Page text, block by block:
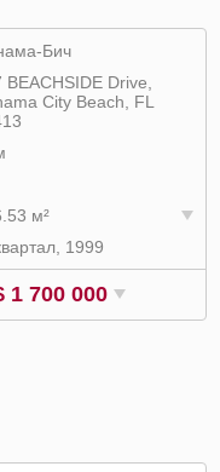
Бич
BEACHSIDE Drive,
City Beach, FL
м²
1999
1 700 000